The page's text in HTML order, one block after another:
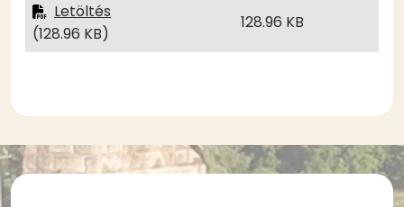
Letöltés
(128.96 KB)
128.96 KB